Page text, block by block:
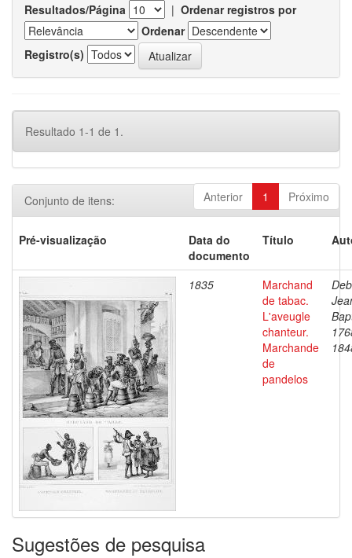
Resultados/Página | Ordenar registros por
Ordenar
Registro(s)
Resultado 1-1 de 1.
Anterior 1 Próximo
Conjunto de itens:
Pré-visualização
Data do
documento
Título
1835
Marchand
de tabac.
L'aveugle
chanteur.
Marchande
de
pandelos
Sugestões de pesquisa